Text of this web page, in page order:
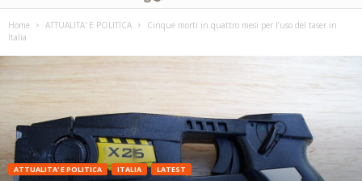
Home ATTUALITA' E POLITICA
Cinque morti in quattro mesi per l’uso del taser in
Italia
ATTUALITA' E POLITICA ITALIA LATEST